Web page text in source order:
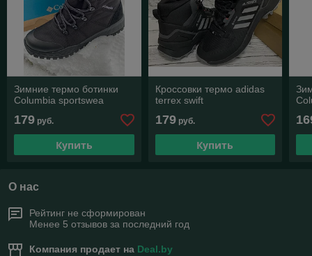
Зимние термо ботинки
Columbia sportswea
179 руб.
Купить
Кроссовки термо adidas
terrex swift
179руб.
Купить
О нас
Рейтинг не сформирован
Менее 5 отзывов за последний год
Компания продает на Deal.by